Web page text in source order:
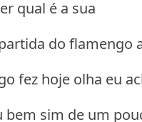
qual é a sua
do flamengo
fez hoje olha eu
bem sim de um